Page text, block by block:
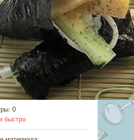
: 0
быстро